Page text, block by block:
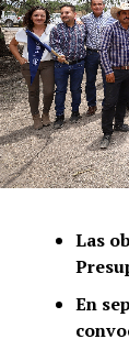
Las
En